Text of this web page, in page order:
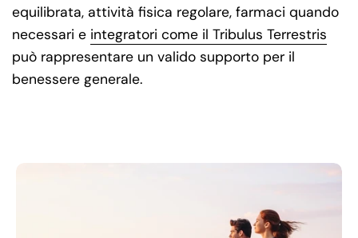
equilibrata, attività fisica regolare, farmaci quando
necessari e integratori come il Tribulus Terrestris
può rappresentare un valido supporto per il
benessere generale.